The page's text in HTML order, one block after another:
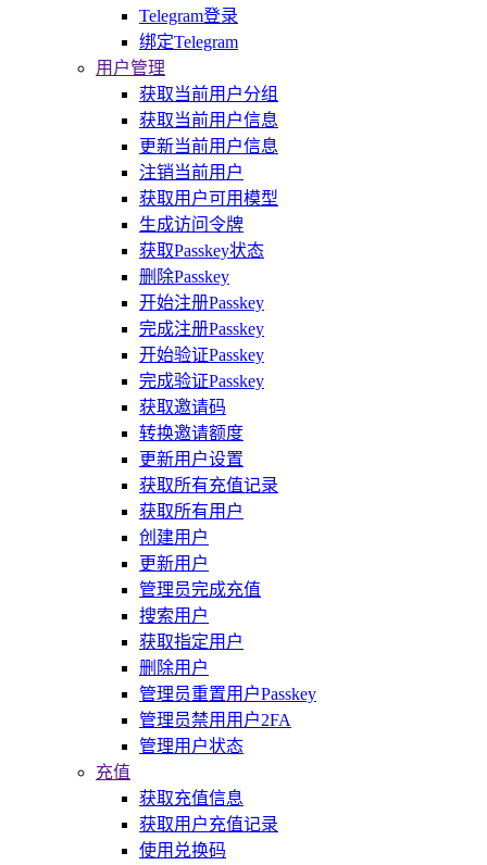
Telegram登录
绑定Telegram
用户管理
获取当前用户分组
获取当前用户信息
更新当前用户信息
注销当前用户
获取用户可用模型
生成访问令牌
获取Passkey状态
删除Passkey
开始注册Passkey
完成注册Passkey
开始验证Passkey
完成验证Passkey
获取邀请码
转换邀请额度
更新用户设置
获取所有充值记录
获取所有用户
创建用户
更新用户
管理员完成充值
搜索用户
获取指定用户
删除用户
管理员重置用户Passkey
管理员禁用用户2FA
管理用户状态
充值
获取充值信息
获取用户充值记录
使用兑换码